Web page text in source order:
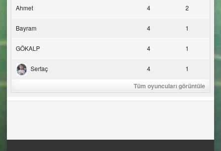
Ahmet 4 2
Bayram 4 1
GÖKALP 4 1
Sertaç 4 1
Tüm oyuncuları görüntüle